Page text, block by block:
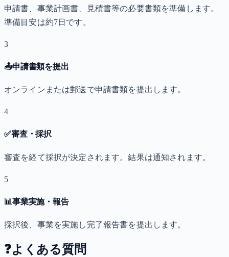
申請書、事業計画書、見積書等の必要書類を準備します。
準備目安は約7日です。
3
📤申請書類を提出
オンラインまたは郵送で申請書類を提出します。
4
✅審査・採択
審査を経て採択が決定されます。結果は通知されます。
5
📊事業実施・報告
採択後、事業を実施し完了報告書を提出します。
❓よくある質問